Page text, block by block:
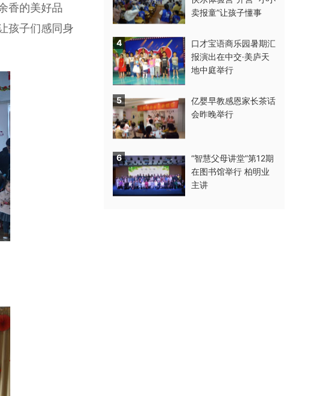
香的美好品
孩子们感同身
卖报童”让孩子懂事
4
口才宝语商乐园暑期汇
报演出在中交·美庐天
地中庭举行
5
亿婴早教感恩家长茶话
会昨晚举行
6
“智慧父母讲堂”第12期
在图书馆举行 柏明业
主讲